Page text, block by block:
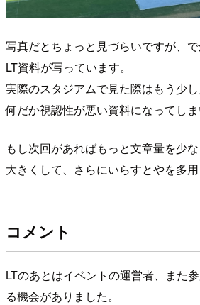
写真だとちょっと見づらいですが、
LT資料が写っています。
実際のスタジアムで見た際はもう少し
何だか視認性が悪い資料になってし
もし次回があればもっと文章量を少
大きくして、さらにいらすとやを多用
コメント
LTのあとはイベントの運営者、また
る機会がありました。